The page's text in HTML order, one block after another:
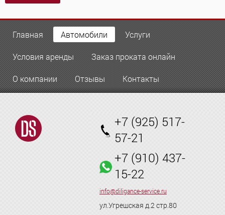
Главная Автомобили Услуги
Условия аренды Заказ проката онлайн
О компании Отзывы Контакты
+7 (925) 517-
57-21
+7 (910) 437-
15-22
info@diligance-service.ru
ул.Угрешская д.2 стр.80